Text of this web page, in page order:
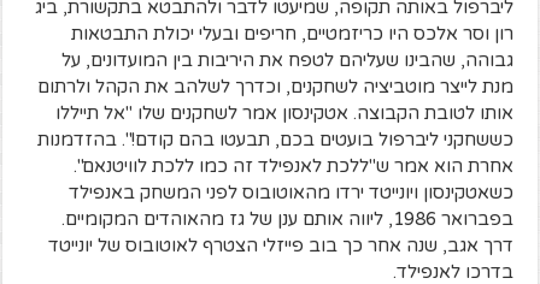
ליברפול באותה תקופה, שמיעטו לדבר ולהתבטא בתקשורת, ביג
רון וסר אלכס היו כריזמטיים, חריפים ובעלי יכולת התבטאות
גבוהה, שהבינו שעליהם לטפח את היריבות בין המועדונים, על
מנת לייצר מוטביציה לשחקנים, וכדרך לשלהב את הקהל ולרתום
אותו לטובת הקבוצה. אטקינסון אמר לשחקנים שלו "אל תייללו
כששחקני ליברפול בועטים בכם, תבעטו בהם קודם!". בהזדמנות
אחרת הוא אמר ש"ללכת לאנפילד זה כמו ללכת לוויטנאם".
כשאטקינסון ויונייטד ירדו מהאוטובוס לפני המשחק באנפילד
בפברואר 1986, ליווה אותם ענן של גז מהאוהדים המקומיים.
דרך אגב, שנה אחר כך בוב פייזלי הצטרף לאוטובוס של יונייטד
בדרכו לאנפילד.